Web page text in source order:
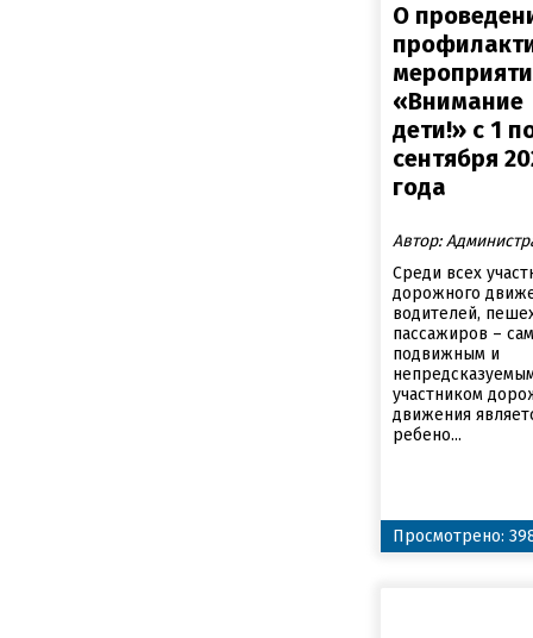
О
«Внимание
дети!» с 1
сентября
года
Автор:
Среди всех
дорожного
водителей,
пассажиров –
подвижным и
участником
движения
ребено...
Просмотрено: